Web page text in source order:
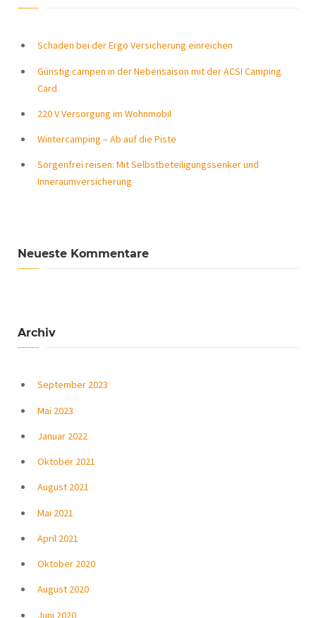
Schaden bei der Ergo Versicherung einreichen
Günstig campen in der Nebensaison mit der ACSI Camping
Card
220 V Versorgung im Wohnmobil
Wintercamping – Ab auf die Piste
Sorgenfrei reisen: Mit Selbstbeteiligungssenker und
Inneraumversicherung
Neueste Kommentare
Archiv
September 2023
Mai 2023
Januar 2022
Oktober 2021
August 2021
Mai 2021
April 2021
Oktober 2020
August 2020
Juni 2020